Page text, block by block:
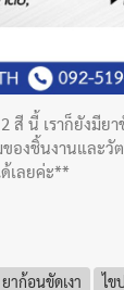
สี นี้ เราก็ยังมีย
องชิ้นงานและวั
เลยค่ะ**
ยาก้อนขัดเงา ไข